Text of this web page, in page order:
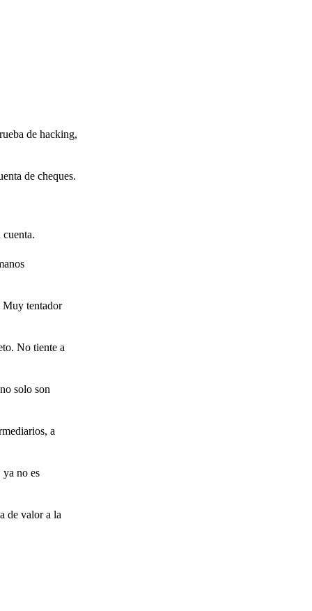
de hacking,
de cheques.
Muy tentador
No tiente a
solo son
a
no es
de valor a la